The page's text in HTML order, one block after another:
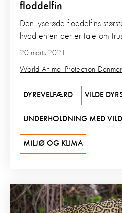
floddelfin
20 marts 2021
World Animal Protection
Den lyserøde floddelfins
hvad enten der er tale om
DYREVELFÆRD VILDE
UNDERHOLDNING MED
MILJØ OG KLIMA